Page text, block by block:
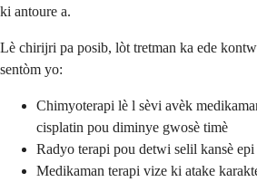
ki antoure a.
Lè chirijri pa posib, lòt tretman ka ede
sentòm yo:
Chimyoterapi lè l sèvi avèk
cisplatin pou diminye gwosè timè
Radyo terapi pou detwi selil kansè
Medikaman terapi vize ki atake